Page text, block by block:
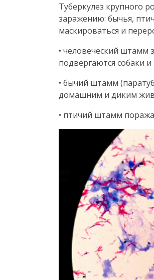
Туберкулез крупного
заражению: бычья,
маскироваться и
• человеческий
подвергаются собаки
• бычий штамм
домашним и диким
• птичий штамм